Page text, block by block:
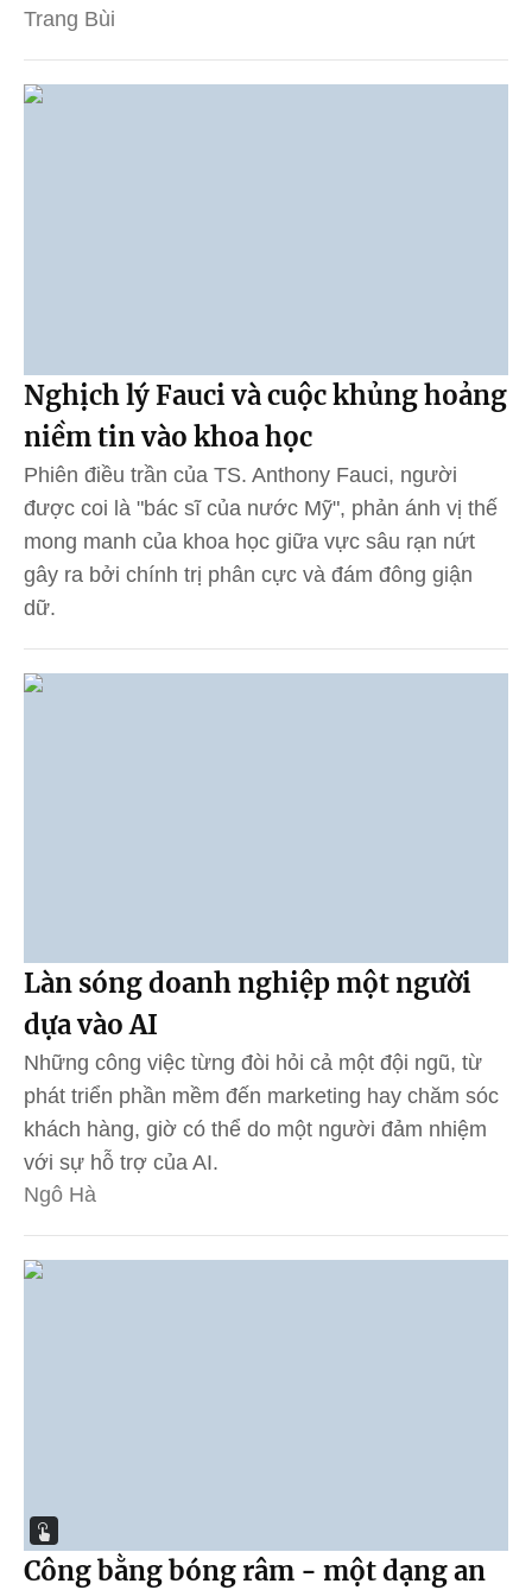
Trang Bùi
Nghịch lý Fauci và cuộc khủng hoảng
niềm tin vào khoa học
Phiên điều trần của TS. Anthony Fauci, người
được coi là "bác sĩ của nước Mỹ", phản ánh vị thế
mong manh của khoa học giữa vực sâu rạn nứt
gây ra bởi chính trị phân cực và đám đông giận
dữ.
Làn sóng doanh nghiệp một người
dựa vào AI
Những công việc từng đòi hỏi cả một đội ngũ, từ
phát triển phần mềm đến marketing hay chăm sóc
khách hàng, giờ có thể do một người đảm nhiệm
với sự hỗ trợ của AI.
Ngô Hà
Công bằng bóng râm - một dạng an